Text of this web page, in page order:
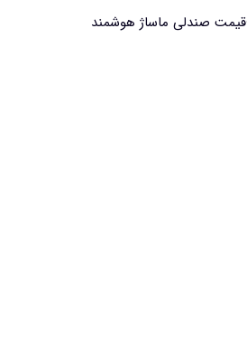
قیمت صندلی ماساژ هوشمند